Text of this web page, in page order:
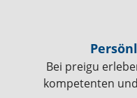
Bei preigu
kompetenten